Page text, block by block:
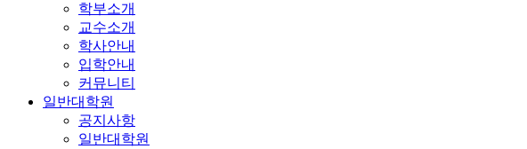
학부소개
교수소개
학사안내
입학안내
커뮤니티
일반대학원
공지사항
일반대학원